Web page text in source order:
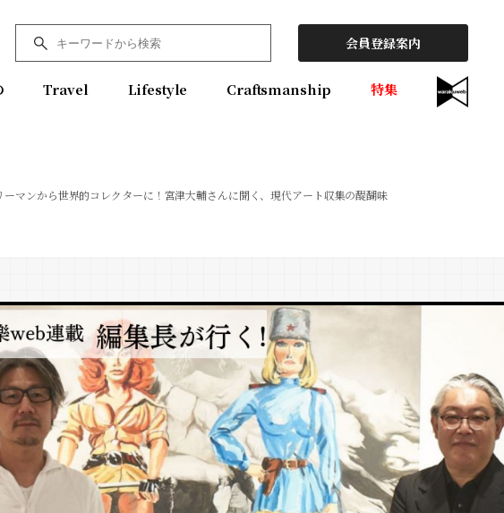
会員登録案内
Travel Lifestyle Craftsmanship 特集
ーマンから世界的コレクターに！宮津大輔さんに聞く、現代アート収集の醍醐味